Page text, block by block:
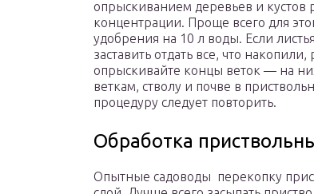
опрыскиванием деревьев и кустов
концентрации. Проще всего для
удобрения на 10 л воды. Если
заставить отдать все, что
опрыскивай­те концы веток — на
веткам, стволу и почве в
процедуру следует повторить.
Обработка
Опытные садоводы перекопку